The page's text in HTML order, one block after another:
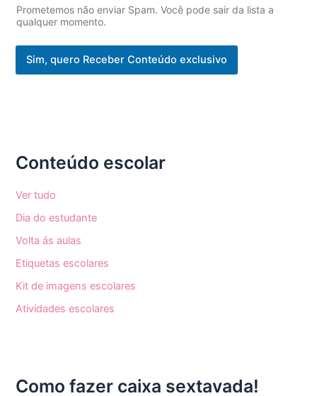
*
Prometemos não enviar Spam. Você pode sair da lista a
qualquer momento.
Sim, quero Receber Conteúdo exclusivo
Conteúdo escolar
Ver tudo
Dia do estudante
Volta ás aulas
Etiquetas escolares
Kit de imagens escolares
Atividades escolares
Como fazer caixa sextavada!